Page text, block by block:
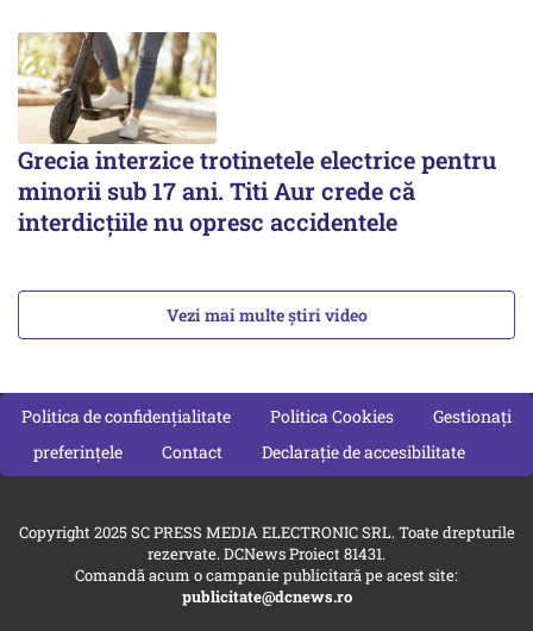
Grecia interzice trotinetele electrice pentru
minorii sub 17 ani. Titi Aur crede că
interdicţiile nu opresc accidentele
Vezi mai multe știri video
Politica de confidențialitate Politica Cookies
Gestionați
preferințele
Contact Declarație de accesibilitate
Copyright 2025 SC PRESS MEDIA ELECTRONIC SRL. Toate drepturile
rezervate. DCNews Proiect 81431.
Comandă acum o campanie publicitară pe acest site:
publicitate@dcnews.ro